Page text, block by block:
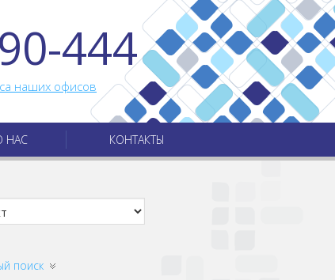
444
наших офисов
НАС КОНТАКТЫ
поиск